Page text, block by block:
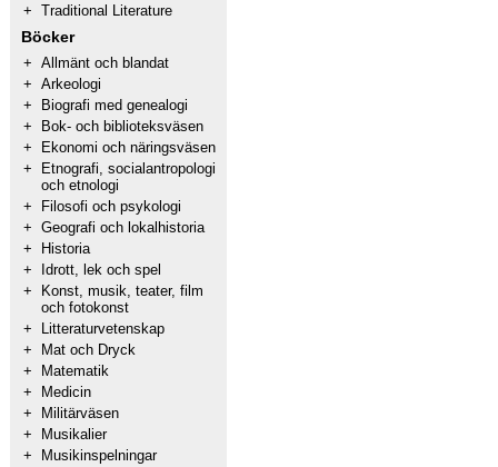
+ Traditional Literature
Böcker
+ Allmänt och blandat
+ Arkeologi
+
Biografi med genealogi
+
Bok- och biblioteksväsen
+
Ekonomi och näringsväsen
+
Etnografi, socialantropologi
och etnologi
+
Filosofi och psykologi
+ Geografi och lokalhistoria
+
Historia
+
Idrott, lek och spel
+
Konst, musik, teater, film
och fotokonst
+
Litteraturvetenskap
+
Mat och Dryck
+
Matematik
+
Medicin
+
Militärväsen
+
Musikalier
+
Musikinspelningar